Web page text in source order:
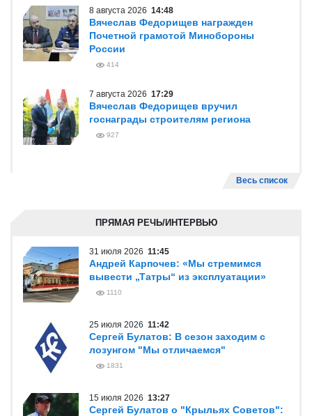
8 августа 2026 14:48
Вячеслав Федорищев награжден
Почетной грамотой Минобороны
России
414
7 августа 2026 17:29
Вячеслав Федорищев вручил
госнаграды строителям региона
927
Весь список
ПРЯМАЯ РЕЧЬ/ИНТЕРВЬЮ
31 июля 2026 11:45
Андрей Карпочев: «Мы стремимся
вывести „Татры“ из эксплуатации»
1110
25 июля 2026 11:42
Сергей Булатов: В сезон заходим с
лозунгом "Мы отличаемся"
1831
15 июля 2026 13:27
Сергей Булатов о "Крыльях Советов":